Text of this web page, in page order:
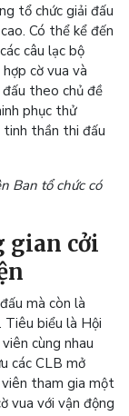
tổ chức giải đấu
Có thể kể đến
câu lạc bộ
cờ vua và
theo chủ đề
phục thử
tinh thần thi đấu
Ban tổ chức có
gian cởi
mà còn là
Tiêu biểu là Hội
cùng nhau
các CLB mở
tham gia một
vua với vận động